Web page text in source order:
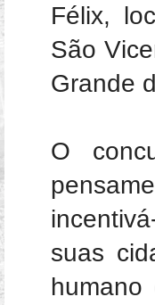
Félix,
São
Grande
O
suas